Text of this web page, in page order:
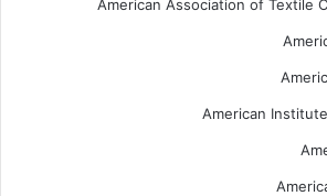
American Association of Textile
American